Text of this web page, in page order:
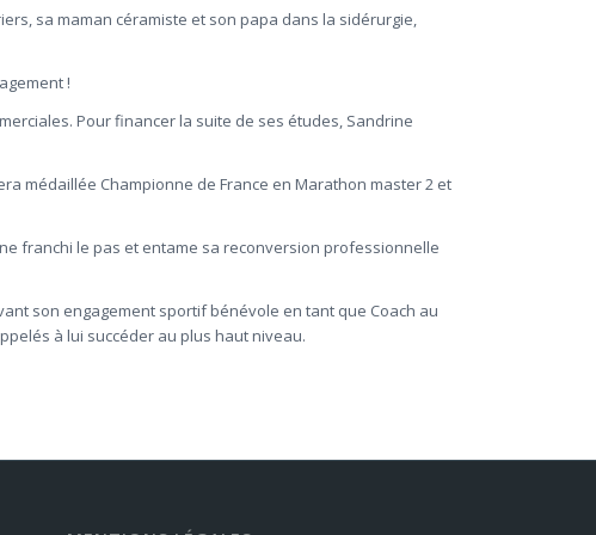
sa maman céramiste et son papa dans la sidérurgie,
!
Pour financer la suite de ses études, Sandrine
médaillée Championne de France en Marathon master 2 et
franchi le pas et entame sa reconversion professionnelle
son engagement sportif bénévole en tant que Coach au
à lui succéder au plus haut niveau.